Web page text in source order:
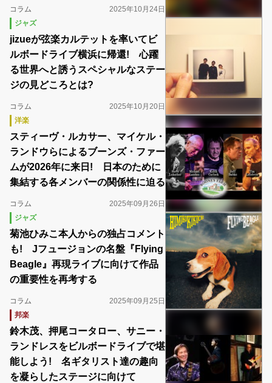
コラム
2025年10月24日
ジャズ
jizueが弦楽カルテットを率いてビ
ルボードライブ横浜に帰還! 心躍
る世界へと誘うスペシャルなステー
ジの見どころとは?
コラム
2025年10月20日
洋楽
スティーヴ・ルカサー、マイケル・
ランドウらによるブーンズ・ファー
ムが2026年に来日! 日本のために
集結する各メンバーの関係性に迫る
コラム
2025年09月26日
ジャズ
菊池ひみこ本人からの独占コメント
も! Jフュージョンの名盤『Flying
Beagle』再現ライブに向けて作品
の重要性を再考する
コラム
2025年09月25日
邦楽
鈴木茂、押尾コータロー、サニー・
ランドレスをビルボードライブで堪
能しよう! 名ギタリスト達の趣向
を凝らしたステージに向けて